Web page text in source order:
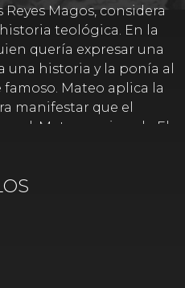
Magos, considera
teológica. En la
quería expresar una
historia y la ponía al
Mateo aplica la
manifestar que el
Mateo se sirve de El